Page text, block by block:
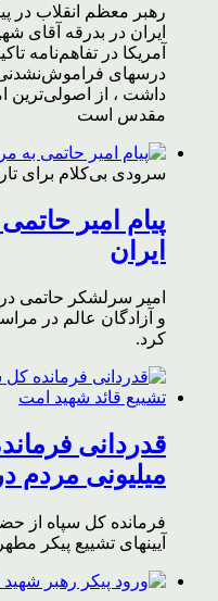
رهبر معظم انقلاب در
ایران در بدرقه آقای
آمریکا در تفاهم‌نامه
درسهای فراموش‌نشدنی
داشت ، از اصولی‌ترین
مقدس است
سرودی بی‌کلام برای
پیام امیر
ایران
امیر سرلشکر حاتمی
و آزادگان عالم در
کرد.
قدردانی
میلیونی مردم
فرمانده کل سپاه از
آیینهای تشییع پیکر